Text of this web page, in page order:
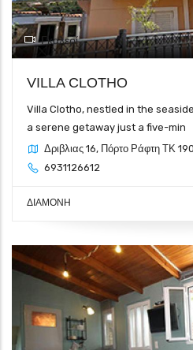
Γκαλερί
VILLA CLOTHO
Villa Clotho, nestled in the
a serene getaway just a five-min
Δριβλιας 16, Πόρτο Ράφτη ΤΚ
6931126612
ΔΙΑΜΟΝΗ